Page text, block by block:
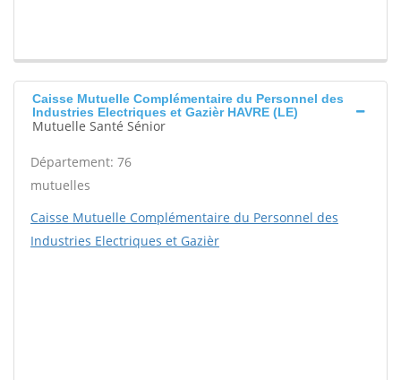
Caisse Mutuelle Complémentaire du Personnel des
Industries Electriques et Gazièr HAVRE (LE)
Mutuelle Santé Sénior
Département: 76
mutuelles
Caisse Mutuelle Complémentaire du Personnel des
Industries Electriques et Gazièr